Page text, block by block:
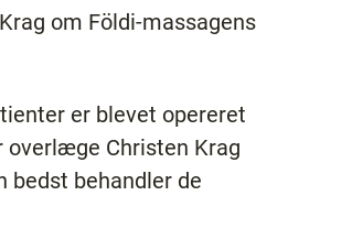
om Földi-massagens
er blevet opereret
Christen Krag
bedst behandler de